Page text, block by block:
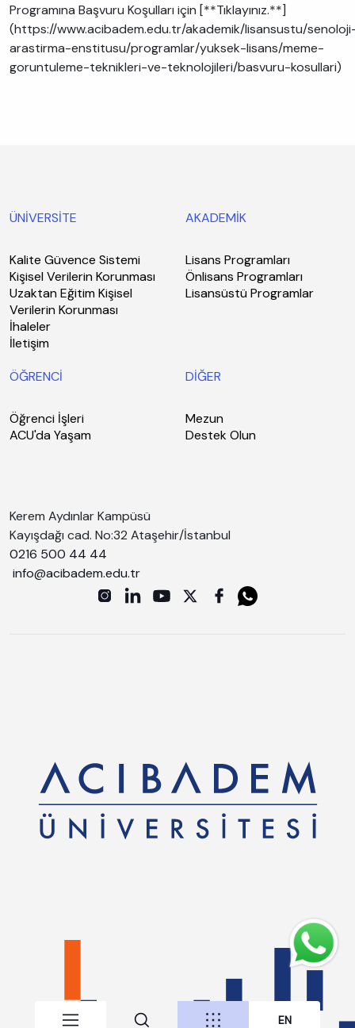
Programına Başvuru Koşulları için [**Tıklayınız.**]
(https://www.acibadem.edu.tr/akademik/lisansustu/
arastirma-enstitusu/programlar/yuksek-lisans/meme-
goruntuleme-teknikleri-ve-teknolojileri/basvuru-kosullari)
ÜNİVERSİTE
Kalite Güvence Sistemi
Kişisel Verilerin Korunması
Uzaktan Eğitim Kişisel
Verilerin Korunması
İhaleler
İletişim
AKADEMİK
Lisans Programları
Önlisans Programları
Lisansüstü Programlar
ÖĞRENCİ
Öğrenci İşleri
ACU'da Yaşam
DİĞER
Mezun
Destek Olun
Kerem Aydınlar Kampüsü
Kayışdağı cad. No:32 Ataşehir/İstanbul
0216 500 44 44
info@acibadem.edu.tr